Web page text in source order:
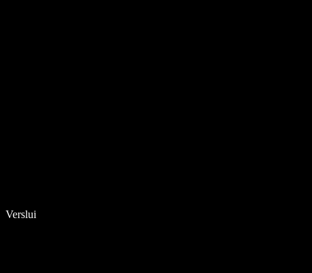
Verslui